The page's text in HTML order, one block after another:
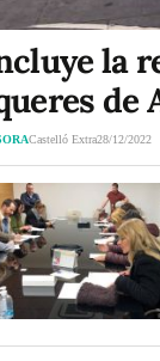
la
de
Castelló Extra28/12/2022